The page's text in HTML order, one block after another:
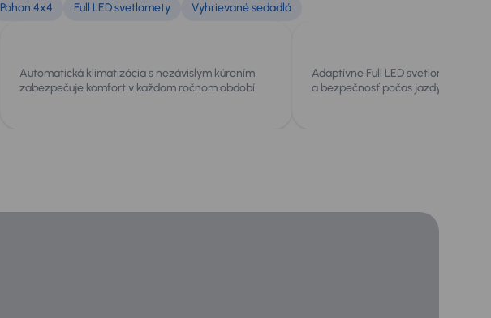
Pohon 4x4 Full LED svetlomety Vyhrievané sedadlá
Automatická klimatizácia s nezávislým kúrením
zabezpečuje komfort v každom ročnom období.
Adaptívne Full LED svetlomety
a bezpečnosť počas jazdy.